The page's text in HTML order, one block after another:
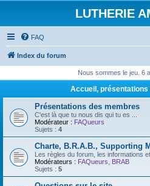
LUTHERIE
FAQ
Index du forum
Nous sommes le jeu. 6
Accueil,
Présentations des membres
C'est là que tu nous dis qui tu es ...
Modérateur : FAQueurs
Sujets : 4
Charte, B.R.A.B., Supporting
Les règles du forum, les informations
Modérateurs : FAQueurs
BRAB
Sujets : 5